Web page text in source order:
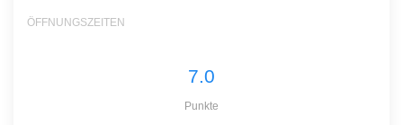
ÖFFNUNGSZEITEN
7.0
Punkte